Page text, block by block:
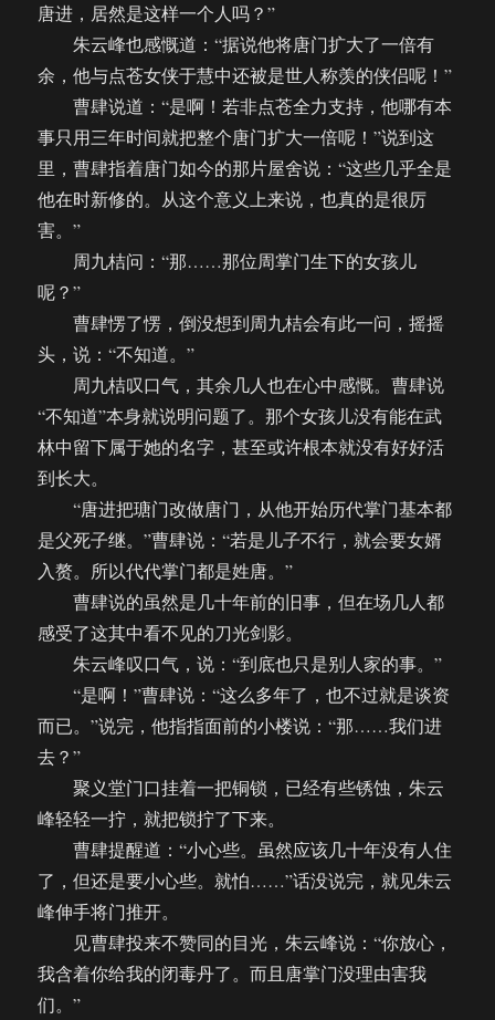
唐进，居然是这样一个人吗？”
朱云峰也感慨道：“据说他将唐门扩大了一倍有
余，他与点苍女侠于慧中还被是世人称羡的侠侣呢！”
曹肆说道：“是啊！若非点苍全力支持，他哪有本
事只用三年时间就把整个唐门扩大一倍呢！”说到这
里，曹肆指着唐门如今的那片屋舍说：“这些几乎全是
他在时新修的。从这个意义上来说，也真的是很厉
害。”
周九桔问：“那……那位周掌门生下的女孩儿
呢？”
曹肆愣了愣，倒没想到周九桔会有此一问，摇摇
头，说：“不知道。”
周九桔叹口气，其余几人也在心中感慨。曹肆说
“不知道”本身就说明问题了。那个女孩儿没有能在武
林中留下属于她的名字，甚至或许根本就没有好好活
到长大。
“唐进把瑭门改做唐门，从他开始历代掌门基本都
是父死子继。”曹肆说：“若是儿子不行，就会要女婿
入赘。所以代代掌门都是姓唐。”
曹肆说的虽然是几十年前的旧事，但在场几人都
感受了这其中看不见的刀光剑影。
朱云峰叹口气，说：“到底也只是别人家的事。”
“是啊！”曹肆说：“这么多年了，也不过就是谈资
而已。”说完，他指指面前的小楼说：“那……我们进
去？”
聚义堂门口挂着一把铜锁，已经有些锈蚀，朱云
峰轻轻一拧，就把锁拧了下来。
曹肆提醒道：“小心些。虽然应该几十年没有人住
了，但还是要小心些。就怕……”话没说完，就见朱云
峰伸手将门推开。
见曹肆投来不赞同的目光，朱云峰说：“你放心，
我含着你给我的闭毒丹了。而且唐掌门没理由害我
们。”